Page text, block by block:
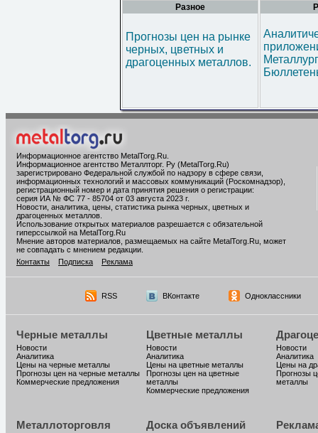
Разное
Прогнозы цен на рынке
черных, цветных и
драгоценных металлов.
Информационное агентство MetalTorg.Ru
Информационное агентство Металлторг. Ру (MetalTorg.Ru)
зарегистрировано Федеральной службой по надзору в сфере связи,
информационных технологий и массовых коммуникаций (Роскомнадзор),
регистрационный номер и дата принятия решения о регистрации:
серия ИА № ФС 77 - 85704 от 03 августа 2023 г.
Новости, аналитика, цены, статистика рынка черных, цветных и
драгоценных металлов.
Использование открытых материалов разрешается с обязательной
гиперссылкой на MetalTorg.Ru
Мнение авторов материалов, размещаемых на сайте MetalTorg.Ru, может
не совпадать с мнением редакции.
Контакты
Подписка Реклама
RSS ВКонтакте Одноклассники
Черные металлы
Новости
Аналитика
Цены на черные металлы
Прогнозы цен на черные металлы
Коммерческие предложения
Цветные металлы
Новости
Аналитика
Цены на цветные металлы
Прогнозы цен на цветные
металлы
Коммерческие предложения
Новости
Аналитика
Цены на
Прогнозы
металлы
Металлоторговля Доска объявлений